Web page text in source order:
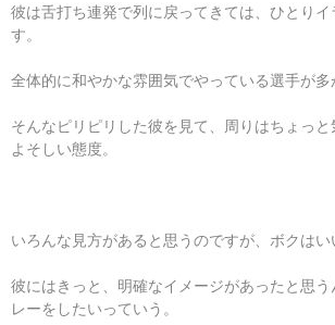
彼は舌打ち連発で列に戻ってきては、ひとり
す。
全体的に和やかな雰囲気でやっている選手が多
そんなピリピリした彼を見て、周りはちょっ
よそしい態度。
いろんな見方があると思うのですが、ボクはい
彼にはきっと、明確なイメージがあったと思
レーをしたいっていう。